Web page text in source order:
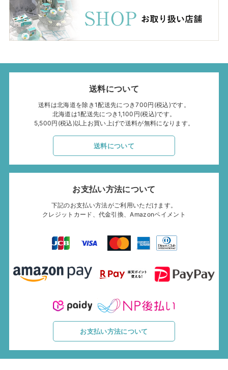
送料について
送料は北海道を除き1配送先につき700円(税込)です。
北海道は1配送先につき1,100円(税込)です。
5,500円(税込)以上お買い上げで送料が無料になります。
送料について
お支払い方法について
下記のお支払い方法がご利用いただけます。
クレジットカード、代金引換、Amazonペイメント
お支払い方法について